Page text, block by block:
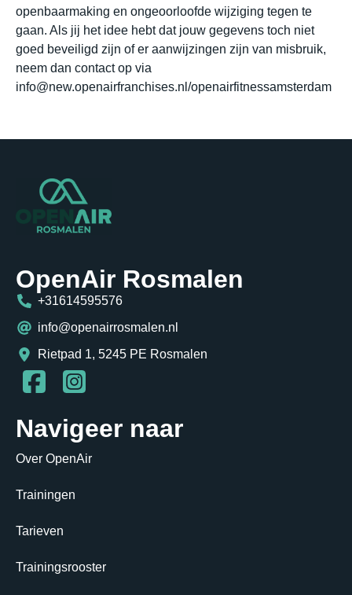
openbaarmaking en ongeoorloofde wijziging tegen te
gaan. Als jij het idee hebt dat jouw gegevens toch niet
goed beveiligd zijn of er aanwijzingen zijn van misbruik,
neem dan contact op via
info@new.openairfranchises.nl/openairfitnessamsterdam
OpenAir Rosmalen
+31614595576
info@openairrosmalen.nl
Rietpad 1, 5245 PE Rosmalen
Navigeer naar
Over OpenAir
Trainingen
Tarieven
Trainingsrooster